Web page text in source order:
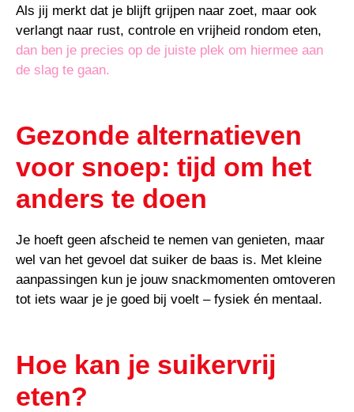
Als jij merkt dat je blijft grijpen naar zoet, maar ook
verlangt naar rust, controle en vrijheid rondom eten,
dan ben je precies op de juiste plek om hiermee aan
de slag te gaan.
Gezonde alternatieven
voor snoep: tijd om het
anders te doen
Je hoeft geen afscheid te nemen van genieten, maar
wel van het gevoel dat suiker de baas is. Met kleine
aanpassingen kun je jouw snackmomenten omtoveren
tot iets waar je je goed bij voelt – fysiek én mentaal.
Hoe kan je suikervrij
eten?